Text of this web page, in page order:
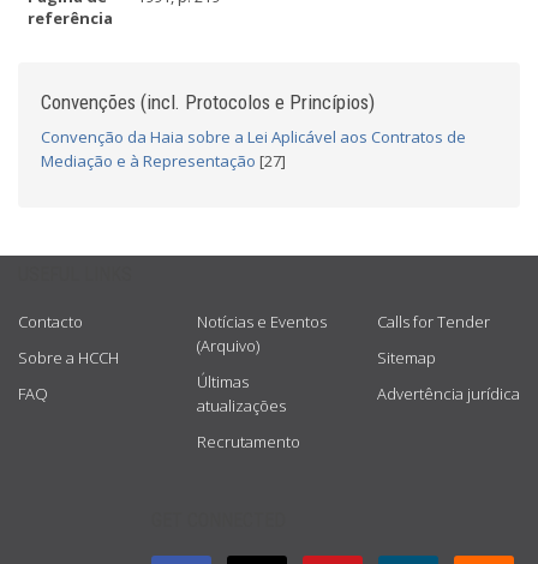
referência
Convenções (incl. Protocolos e Princípios)
Convenção da Haia sobre a Lei Aplicável aos Contratos de
Mediação e à Representação [27]
Contacto
Sobre a HCCH
FAQ
Notícias e Eventos
(Arquivo)
Últimas
atualizações
Recrutamento
Calls for Tender
Sitemap
Advertência jurídica